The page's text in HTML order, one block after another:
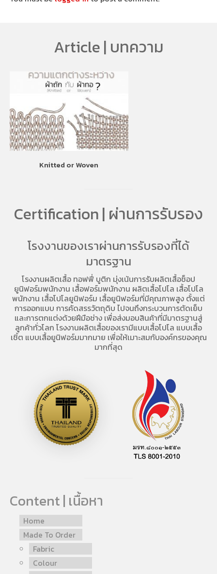
Article | บทความ
Knitted or Woven
Certification | ผ่านการรับรอง
โรงงานของเราผ่านการรับรองที่ได้
มาตรฐาน
โรงงานผลิตเสื้อ ทอฟฟี่ บูติก มุ่งเน้นการรับผลิตเสื้อช็อป
ยูนิฟอร์มพนักงาน เสื้อฟอร์มพนักงาน ผลิตเสื้อโปโล เสื้อโปโล
พนักงาน เสื้อโปโลยูนิฟอร์ม เสื้อยูนิฟอร์มที่มีคุณภาพสูง ตั้งแต่
การออกแบบ การคัดสรรวัตถุดิบ ไปจนถึงกระบวนการตัดเย็บ
และการตกแต่งด้วยฝีมือช่าง เพื่อส่งมอบสินค้าที่มีมาตรฐานสู่
ลูกค้าทั่วโลก โรงงานผลิตเสื้อของเรามีแบบเสื้อโปโล แบบเสื้อ
เชิ้ต แบบเสื้อยูนิฟอร์มมากมาย เพื่อให้เมาะสมกับองค์กรของคุณ
มากที่สุด
Content | เนื้อหา
Home
Made To Order
Fabric
Colour